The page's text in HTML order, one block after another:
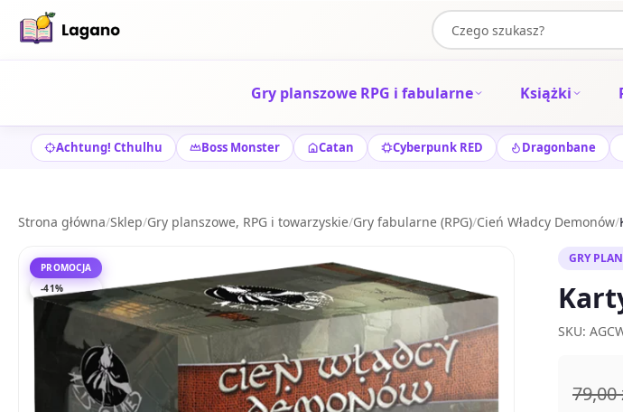
Gry planszowe RPG i fabularne Książki
Achtung! Cthulhu Boss Monster Catan Cyberpunk RED Dragonbane
Strona główna/Sklep/Gry planszowe, RPG i towarzyskie/Gry fabularne (RPG)/Cień Władcy Demonów/
PROMOCJA
-41%
GRY
SKU:
79,00